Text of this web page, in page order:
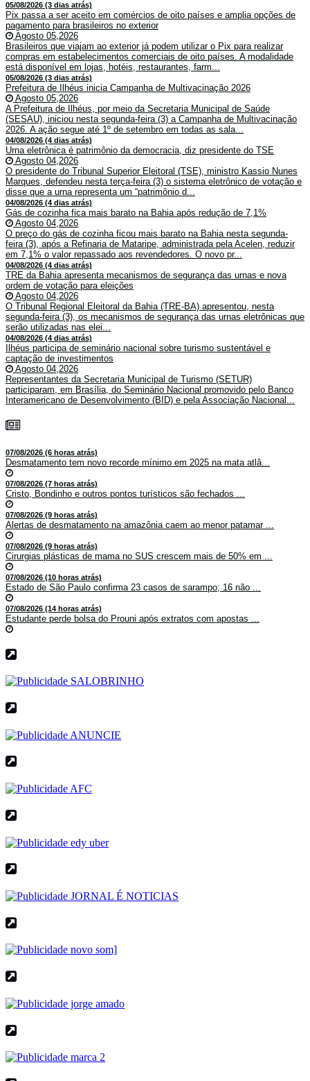
05/08/2026 (3 dias atrás)
Pix passa a ser aceito em comércios de oito países e amplia opções de
pagamento para brasileiros no exterior
Agosto 05,2026
Brasileiros que viajam ao exterior já podem utilizar o Pix para realizar
compras em estabelecimentos comerciais de oito países. A modalidade
está disponível em lojas, hotéis, restaurantes, farm...
05/08/2026 (3 dias atrás)
Prefeitura de Ilhéus inicia Campanha de Multivacinação 2026
Agosto 05,2026
A Prefeitura de Ilhéus, por meio da Secretaria Municipal de Saúde
(SESAU), iniciou nesta segunda-feira (3) a Campanha de Multivacinação
2026. A ação segue até 1º de setembro em todas as sala...
04/08/2026 (4 dias atrás)
Urna eletrônica é patrimônio da democracia, diz presidente do TSE
Agosto 04,2026
O presidente do Tribunal Superior Eleitoral (TSE), ministro Kassio Nunes
Marques, defendeu nesta terça-feira (3) o sistema eletrônico de votação e
disse que a urna representa um “patrimônio d...
04/08/2026 (4 dias atrás)
Gás de cozinha fica mais barato na Bahia após redução de 7,1%
Agosto 04,2026
O preço do gás de cozinha ficou mais barato na Bahia nesta segunda-
feira (3), após a Refinaria de Mataripe, administrada pela Acelen, reduzir
em 7,1% o valor repassado aos revendedores. O novo pr...
04/08/2026 (4 dias atrás)
TRE da Bahia apresenta mecanismos de segurança das urnas e nova
ordem de votação para eleições
Agosto 04,2026
O Tribunal Regional Eleitoral da Bahia (TRE-BA) apresentou, nesta
segunda-feira (3), os mecanismos de segurança das urnas eletrônicas que
serão utilizadas nas elei...
04/08/2026 (4 dias atrás)
Ilhéus participa de seminário nacional sobre turismo sustentável e
captação de investimentos
Agosto 04,2026
Representantes da Secretaria Municipal de Turismo (SETUR)
participaram, em Brasília, do Seminário Nacional promovido pelo Banco
Interamericano de Desenvolvimento (BID) e pela Associação Nacional...
07/08/2026 (6 horas atrás)
Desmatamento tem novo recorde mínimo em 2025 na mata atlâ...
07/08/2026 (7 horas atrás)
Cristo, Bondinho e outros pontos turísticos são fechados ...
07/08/2026 (9 horas atrás)
Alertas de desmatamento na amazônia caem ao menor patamar ...
07/08/2026 (9 horas atrás)
Cirurgias plásticas de mama no SUS crescem mais de 50% em ...
07/08/2026 (10 horas atrás)
Estado de São Paulo confirma 23 casos de sarampo; 16 não ...
07/08/2026 (14 horas atrás)
Estudante perde bolsa do Prouni após extratos com apostas ...